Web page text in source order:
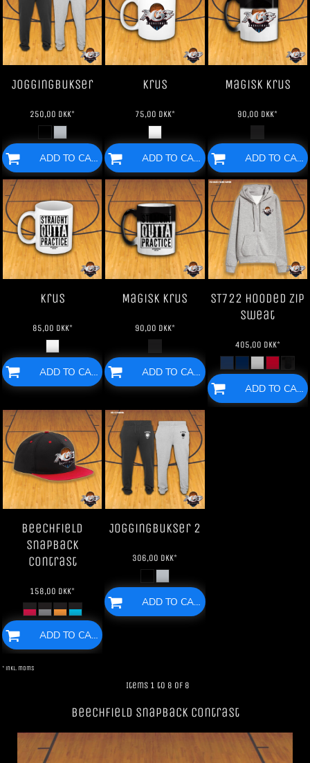
Joggingbukser
250,00 DKK*
ADD TO CART
Krus
75,00 DKK*
ADD TO CART
Magisk krus
90,00 DKK*
ADD TO CART
Krus
85,00 DKK*
ADD TO CART
Magisk krus
90,00 DKK*
ADD TO CART
ST722 Hooded Zip
Sweat
405,00 DKK*
ADD TO CART
Beechfield
SnapBack
Contrast
158,00 DKK*
ADD TO CART
Joggingbukser 2
306,00 DKK*
ADD TO CART
* inkl. moms
Items 1 to 8 of 8
Beechfield SnapBack Contrast